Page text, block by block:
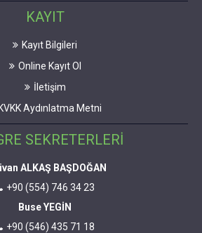
KAYIT
Kayıt Bilgileri
Online Kayıt Ol
İletişim
KVKK Aydınlatma Metni
SEKRETERLERİ
ALKAŞ BAŞDOĞAN
+90 (554) 746 34 23
Buse YEGİN
+90 (546) 435 71 18